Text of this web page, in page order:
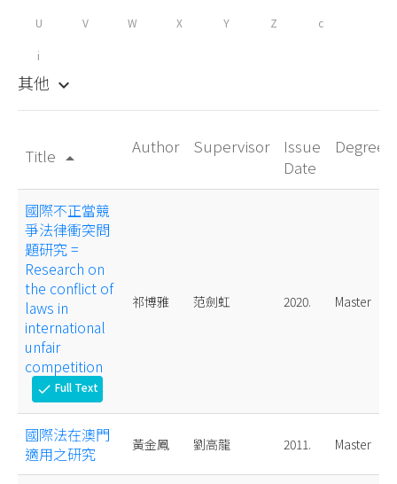
U V W X Y Z c
i
其他 keyboard_arrow_down
Title arrow_drop_up
Author Supervisor
Issue
Date
Degree
國際不正當競
爭法律衝突問
題研究 =
Research on
the conflict of
laws in
international
unfair
competition
check Full Text
祁博雅 范劍虹 2020. Master
國際法在澳門
適用之研究
黃金鳳 劉高龍 2011. Master